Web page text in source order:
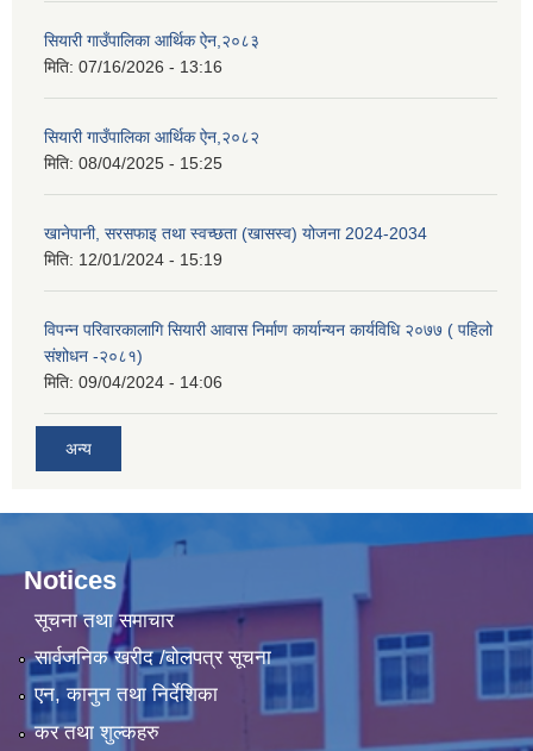
सियारी गाउँपालिका आर्थिक ऐन,२०८३
मिति: 07/16/2026 - 13:16
सियारी गाउँपालिका आर्थिक ऐन,२०८२
मिति: 08/04/2025 - 15:25
खानेपानी, सरसफाइ तथा स्वच्छता (खासस्व) योजना 2024-2034
मिति: 12/01/2024 - 15:19
विपन्न परिवारकालागि सियारी आवास निर्माण कार्यान्यन कार्यविधि २०७७ ( पहिलो
संशोधन -२०८१)
मिति: 09/04/2024 - 14:06
अन्य
Notices
सूचना तथा समाचार
सार्वजनिक खरीद /बोलपत्र सूचना
एन, कानुन तथा निर्देशिका
कर तथा शुल्कहरु